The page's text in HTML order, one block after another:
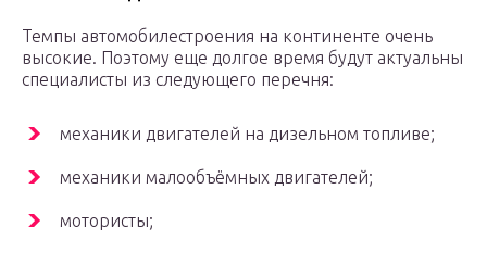
Темпы автомобилестроения на континенте очень
высокие. Поэтому еще долгое время будут актуальны
специалисты из следующего перечня:
механики двигателей на дизельном топливе;
механики малообъёмных двигателей;
мотористы;